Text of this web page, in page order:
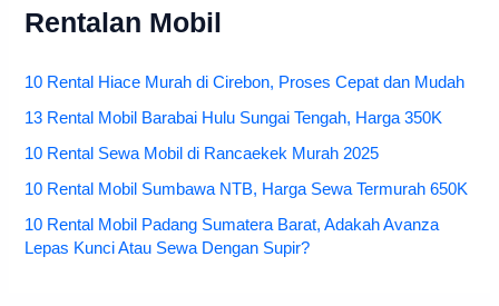
Rentalan Mobil
10 Rental Hiace Murah di Cirebon, Proses Cepat dan Mudah
13 Rental Mobil Barabai Hulu Sungai Tengah, Harga 350K
10 Rental Sewa Mobil di Rancaekek Murah 2025
10 Rental Mobil Sumbawa NTB, Harga Sewa Termurah 650K
10 Rental Mobil Padang Sumatera Barat, Adakah Avanza
Lepas Kunci Atau Sewa Dengan Supir?